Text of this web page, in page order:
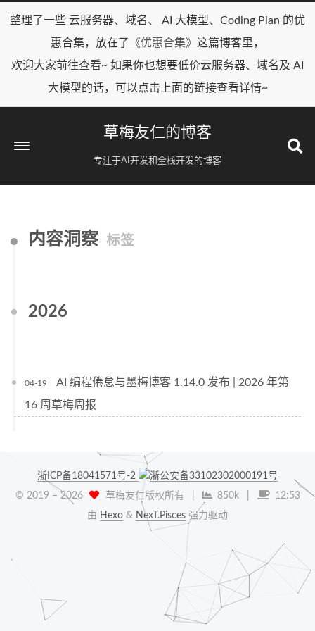
整理了一些 云服务器、域名、 AI 大模型、Coding Plan 的优
惠合集，放在了
《优惠合集》 这篇博客里，
欢迎大家前往查看~ 如果你也想要低价云服务器、域名及 AI
大模型的话，可以点击上面的链接查看详情~
草梅友仁的博客
专注于AI开发和全栈开发的博客
内容洞察 标签
2026
04-19
AI 编程倦怠与墨梅博客 1.14.0 发布 | 2026 年第
16 周草梅周报
浙ICP备18041571号-2
浙公安备33102302000191号
© 2019 – 2026 草梅友仁版权所有 850k
12:53
由 Hexo & NexT.Pisces 强力驱动